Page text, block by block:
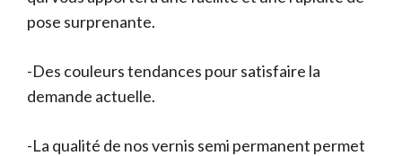
pose surprenante.
-Des couleurs tendances pour satisfaire la
demande actuelle.
-La qualité de nos vernis semi permanent permet